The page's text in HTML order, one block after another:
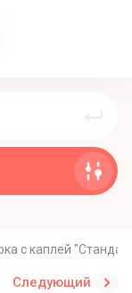
с каплей
Следующий